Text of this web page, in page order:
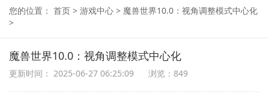
您的位置： 首页 > 游戏中心 > 魔兽世界10.0：视角调整模式中心化
>
魔兽世界10.0：视角调整模式中心化
更新时间： 2025-06-27 06:25:09 浏览：849